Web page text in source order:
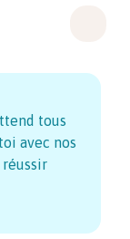
tous
avec nos
réussir